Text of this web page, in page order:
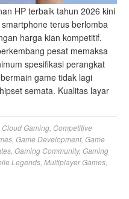
HP terbaik tahun 2026 kini
terus berlomba
harga kian kompetitif.
pesat memaksa
spesifikasi perangkat
game tidak lagi
semata. Kualitas layar
Cloud Gaming Competitive
Game Development, Game
Gaming Community, Gaming
Legends Multiplayer Games